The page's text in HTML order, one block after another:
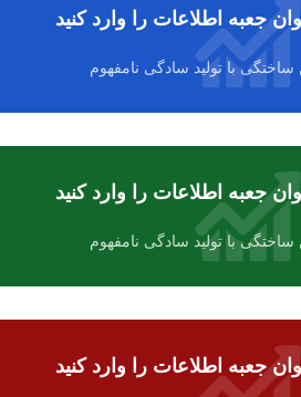
جعبه اطلاعات را وارد کنید
با تولید سادگی نامفهوم
جعبه اطلاعات را وارد کنید
با تولید سادگی نامفهوم
جعبه اطلاعات را وارد کنید